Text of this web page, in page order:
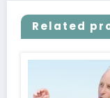
Related